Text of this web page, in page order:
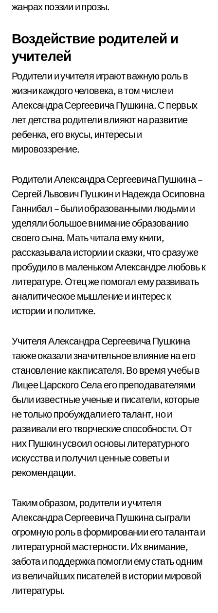
жанрах поэзии и прозы.
Воздействие родителей и
учителей
Родители и учителя играют важную роль в
жизни каждого человека, в том числе и
Александра Сергеевича Пушкина. С первых
лет детства родители влияют на развитие
ребенка, его вкусы, интересы и
мировоззрение.
Родители Александра Сергеевича Пушкина –
Сергей Львович Пушкин и Надежда Осиповна
Ганнибал – были образованными людьми и
уделяли большое внимание образованию
своего сына. Мать читала ему книги,
рассказывала истории и сказки, что сразу же
пробудило в маленьком Александре любовь к
литературе. Отец же помогал ему развивать
аналитическое мышление и интерес к
истории и политике.
Учителя Александра Сергеевича Пушкина
также оказали значительное влияние на его
становление как писателя. Во время учебы в
Лицее Царского Села его преподавателями
были известные ученые и писатели, которые
не только пробуждали его талант, но и
развивали его творческие способности. От
них Пушкин усвоил основы литературного
искусства и получил ценные советы и
рекомендации.
Таким образом, родители и учителя
Александра Сергеевича Пушкина сыграли
огромную роль в формировании его таланта и
литературной мастерности. Их внимание,
забота и поддержка помогли ему стать одним
из величайших писателей в истории мировой
литературы.